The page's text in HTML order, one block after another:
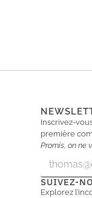
Inscrivez-
première
Promis, on ne
a
i
a
iSUIVEZ-
Explorez